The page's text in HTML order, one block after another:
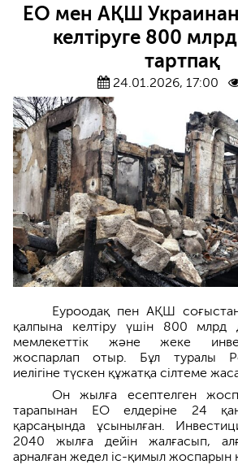
ЕО мен АҚШ
келтіруге 800
тартпақ
24.01.2026, 17:00
Еуроодақ пен АҚШ
қалпына келтіру үшін 800 млрд
мемлекеттік және жеке
жоспарлап отыр. Бұл туралы
иелігіне түскен құжатқа сілтеме
Он жылға есептелген
тарапынан ЕО елдеріне 24
қарсаңында ұсынылған.
2040 жылға дейін жалғасып,
арналған жедел іс-қимыл жоспарын